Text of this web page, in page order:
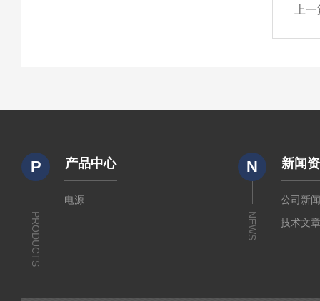
上
P
PRODUCTS
产品中心
电源
N
NEWS
新闻
公司新
技术文